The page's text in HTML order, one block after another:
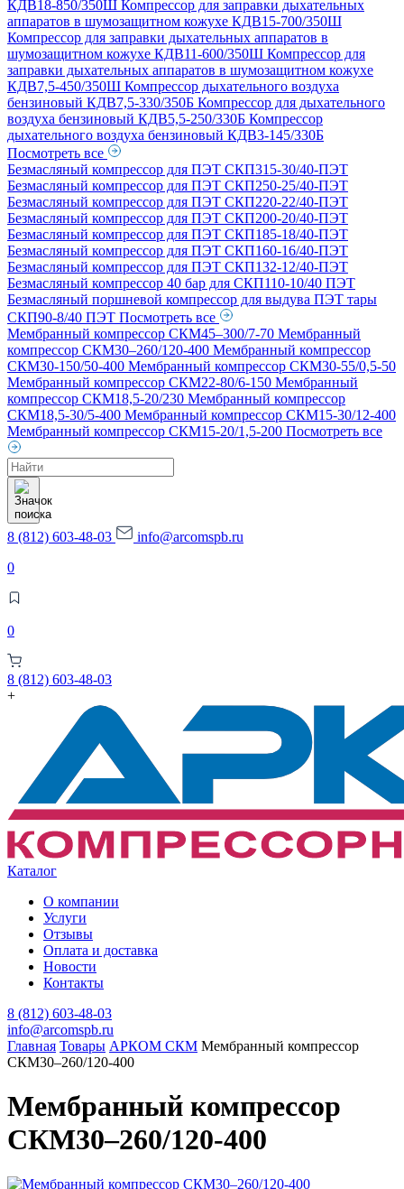
КДВ18-850/350Ш Компрессор для заправки дыхательных
аппаратов в шумозащитном кожухе КДВ15-700/350Ш
Компрессор для заправки дыхательных аппаратов в
шумозащитном кожухе КДВ11-600/350Ш Компрессор для
заправки дыхательных аппаратов в шумозащитном кожухе
КДВ7,5-450/350Ш Компрессор дыхательного воздуха
бензиновый КДВ7,5-330/350Б Компрессор для дыхательного
воздуха бензиновый КДВ5,5-250/330Б Компрессор
дыхательного воздуха бензиновый КДВ3-145/330Б
Посмотреть все
Безмасляный компрессор для ПЭТ СКП315-30/40-ПЭТ
Безмасляный компрессор для ПЭТ СКП250-25/40-ПЭТ
Безмасляный компрессор для ПЭТ СКП220-22/40-ПЭТ
Безмасляный компрессор для ПЭТ СКП200-20/40-ПЭТ
Безмасляный компрессор для ПЭТ СКП185-18/40-ПЭТ
Безмасляный компрессор для ПЭТ СКП160-16/40-ПЭТ
Безмасляный компрессор для ПЭТ СКП132-12/40-ПЭТ
Безмасляный компрессор 40 бар для СКП110-10/40 ПЭТ
Безмасляный поршневой компрессор для выдува ПЭТ тары
СКП90-8/40 ПЭТ Посмотреть все
Мембранный компрессор СКМ45–300/7-70 Мембранный
компрессор СКМ30–260/120-400 Мембранный компрессор
СКМ30-150/50-400 Мембранный компрессор СКМ30-55/0,5-50
Мембранный компрессор СКМ22-80/6-150 Мембранный
компрессор СКМ18,5-20/230 Мембранный компрессор
СКМ18,5-30/5-400 Мембранный компрессор СКМ15-30/12-400
Мембранный компрессор СКМ15-20/1,5-200 Посмотреть все
Поиск
товаров
8 (812) 603-48-03
info@arcomspb.ru
0
0
8 (812) 603-48-03
+
Каталог
О компании
Услуги
Отзывы
Оплата и доставка
Новости
Контакты
8 (812) 603-48-03
info@arcomspb.ru
Главная Товары АРКОМ СКМ Мембранный компрессор
СКМ30–260/120-400
Мембранный компрессор
СКМ30–260/120-400